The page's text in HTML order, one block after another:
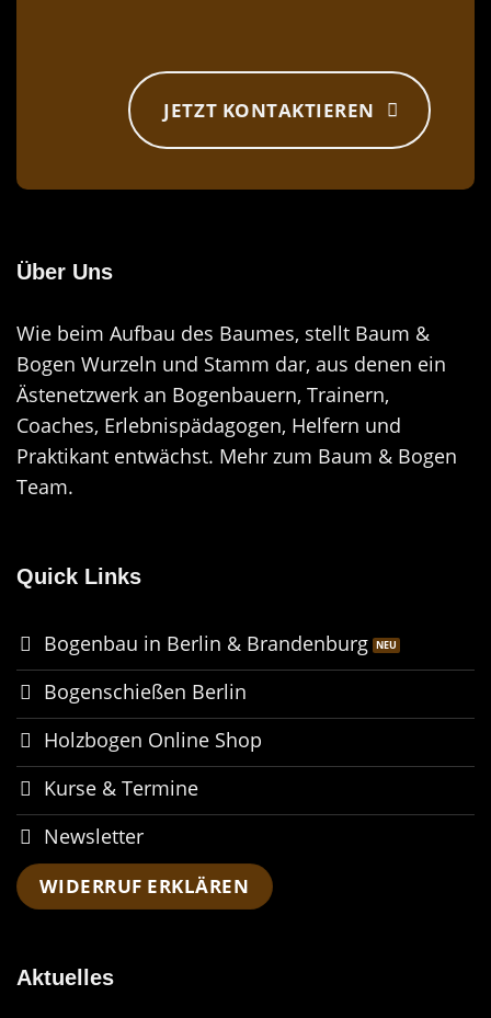
JETZT KONTAKTIEREN
Über Uns
Wie beim Aufbau des Baumes, stellt Baum &
Bogen Wurzeln und Stamm dar, aus denen ein
Ästenetzwerk an Bogenbauern, Trainern,
Coaches, Erlebnispädagogen, Helfern und
Praktikant entwächst. Mehr zum Baum & Bogen
Team.
Quick Links
Bogenbau in Berlin & Brandenburg
Bogenschießen Berlin
Holzbogen Online Shop
Kurse & Termine
Newsletter
WIDERRUF ERKLÄREN
Aktuelles